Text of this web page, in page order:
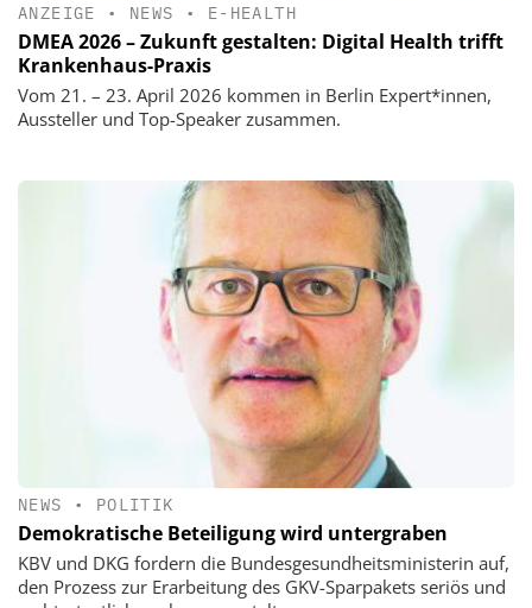
ANZEIGE • NEWS • E-HEALTH
DMEA 2026 – Zukunft gestalten: Digital Health trifft
Krankenhaus-Praxis
Vom 21. – 23. April 2026 kommen in Berlin Expert*innen,
Aussteller und Top-Speaker zusammen.
NEWS • POLITIK
Demokratische Beteiligung wird untergraben
KBV und DKG fordern die Bundesgesundheitsministerin auf,
den Prozess zur Erarbeitung des GKV-Sparpakets seriös und